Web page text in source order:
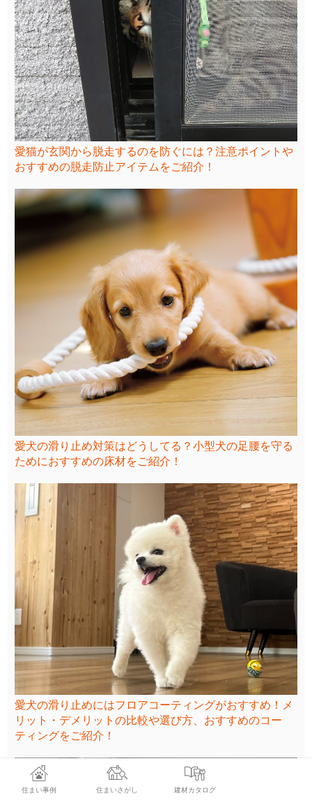
愛猫が玄関から脱走するのを防ぐには？注意ポイントや
おすすめの脱走防止アイテムをご紹介！
愛犬の滑り止め対策はどうしてる？小型犬の足腰を守る
ためにおすすめの床材をご紹介！
愛犬の滑り止めにはフロアコーティングがおすすめ！メ
リット・デメリットの比較や選び方、おすすめのコー
ティングをご紹介！
住まい事例 住まいさがし 建材カタログ